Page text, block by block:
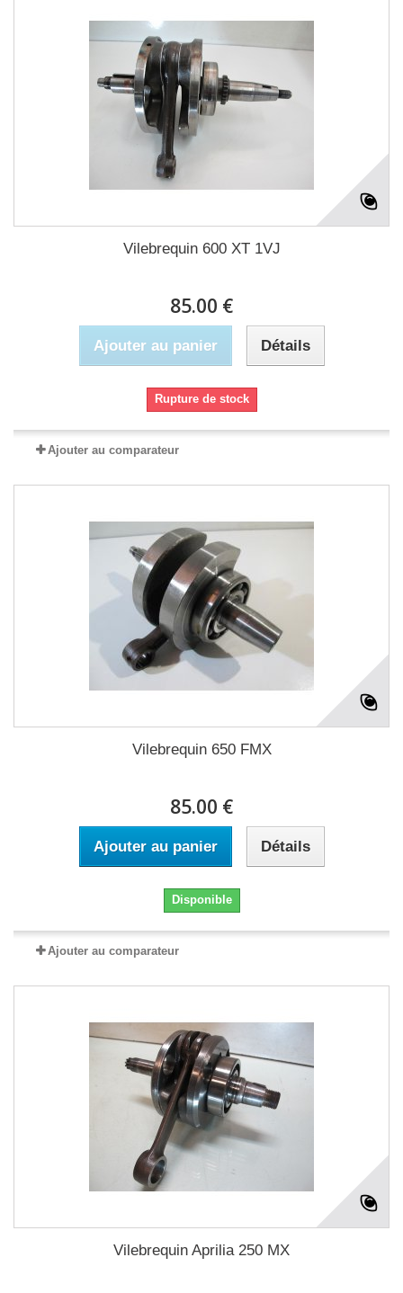
Vilebrequin 600 XT 1VJ
85.00 €
Ajouter au panier Détails
Rupture de stock
Ajouter au comparateur
Vilebrequin 650 FMX
85.00 €
Ajouter au panier Détails
Disponible
Ajouter au comparateur
Vilebrequin Aprilia 250 MX